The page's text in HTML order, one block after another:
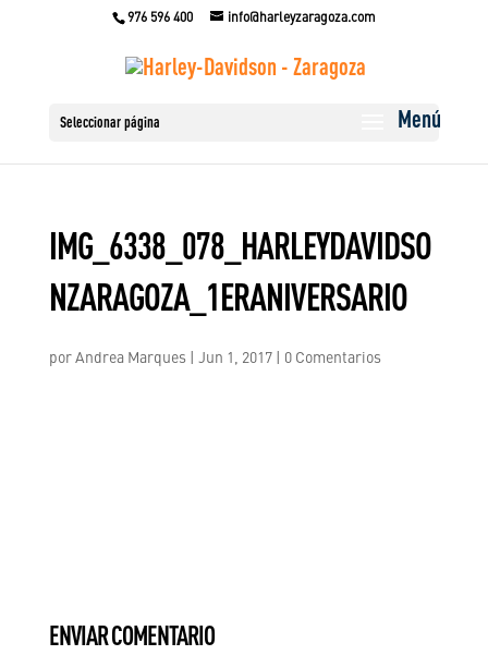
976 596 400 info@harleyzaragoza.com
Seleccionar página
IMG_6338_078_HARLEYDAVIDSO
NZARAGOZA_1ERANIVERSARIO
por Andrea Marques| Jun 1, 2017| 0 Comentarios
ENVIAR COMENTARIO